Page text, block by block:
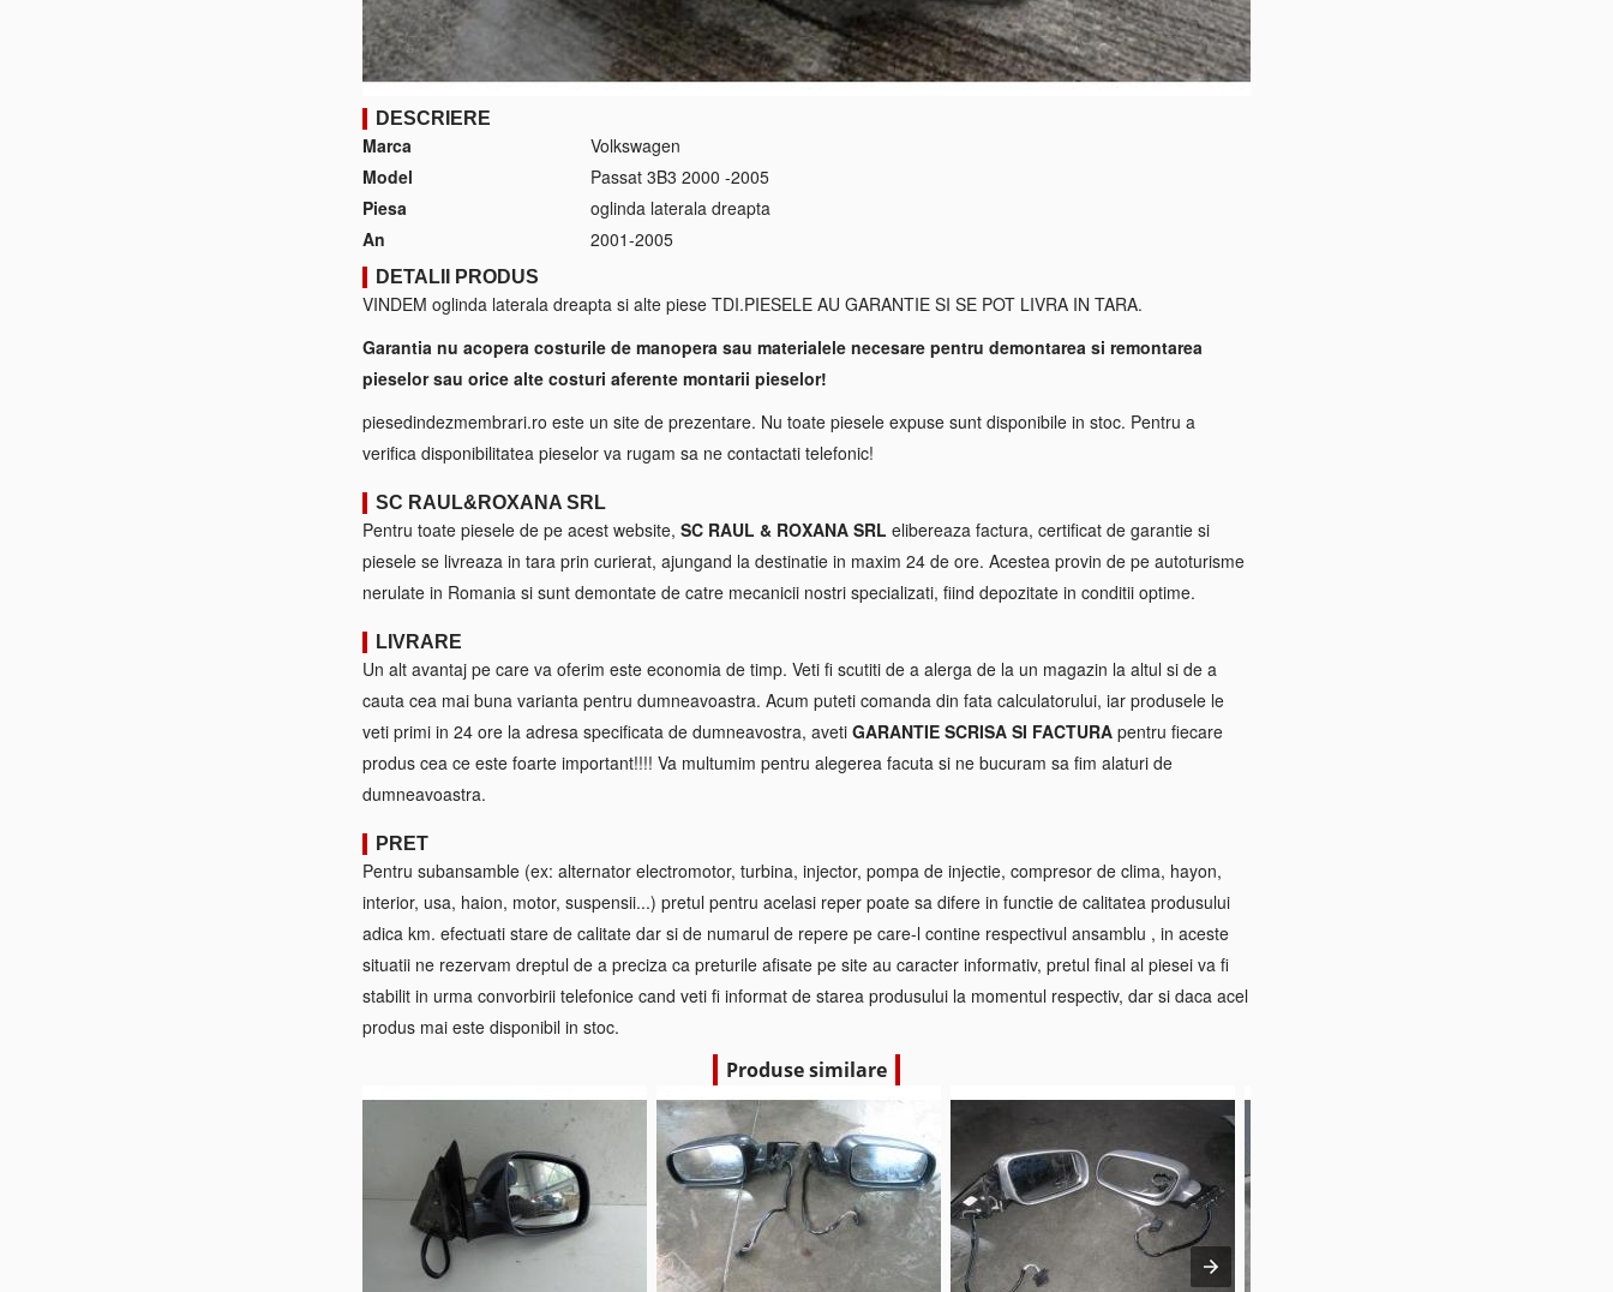
DESCRIERE
Marca
Volkswagen
Model
Passat 3B3 2000 -2005
Piesa
oglinda laterala dreapta
An
2001-2005
DETALII PRODUS
VINDEM oglinda laterala dreapta si alte piese TDI.PIESELE AU GARANTIE SI SE POT LIVRA IN TARA.
Garantia nu acopera costurile de manopera sau materialele necesare pentru demontarea si remontarea
pieselor sau orice alte costuri aferente montarii pieselor!
piesedindezmembrari.ro este un site de prezentare. Nu toate piesele expuse sunt disponibile in stoc. Pentru a
verifica disponibilitatea pieselor va rugam sa ne contactati telefonic!
SC RAUL&ROXANA SRL
Pentru toate piesele de pe acest website, SC RAUL & ROXANA SRL elibereaza factura, certificat de garantie si
piesele se livreaza in tara prin curierat, ajungand la destinatie in maxim 24 de ore. Acestea provin de pe autoturisme
nerulate in Romania si sunt demontate de catre mecanicii nostri specializati, fiind depozitate in conditii optime.
LIVRARE
Un alt avantaj pe care va oferim este economia de timp. Veti fi scutiti de a alerga de la un magazin la altul si de a
cauta cea mai buna varianta pentru dumneavoastra. Acum puteti comanda din fata calculatorului, iar produsele le
veti primi in 24 ore la adresa specificata de dumneavostra, aveti GARANTIE SCRISA SI FACTURA pentru fiecare
produs cea ce este foarte important!!!! Va multumim pentru alegerea facuta si ne bucuram sa fim alaturi de
dumneavoastra.
PRET
Pentru subansamble (ex: alternator electromotor, turbina, injector, pompa de injectie, compresor de clima, hayon,
interior, usa, haion, motor, suspensii...) pretul pentru acelasi reper poate sa difere in functie de calitatea produsului
adica km. efectuati stare de calitate dar si de numarul de repere pe care-l contine respectivul ansamblu , in aceste
situatii ne rezervam dreptul de a preciza ca preturile afisate pe site au caracter informativ, pretul final al piesei va fi
stabilit in urma convorbirii telefonice cand veti fi informat de starea produsului la momentul respectiv, dar si daca acel
produs mai este disponibil in stoc.
Produse similare